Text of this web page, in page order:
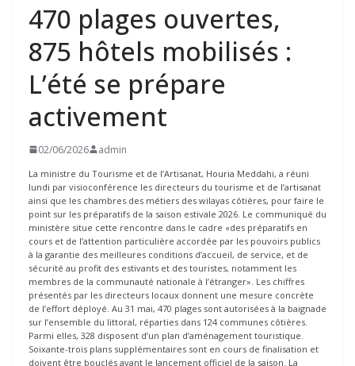
470 plages ouvertes,
875 hôtels mobilisés :
L’été se prépare
activement
02/06/2026 admin
La ministre du Tourisme et de l’Artisanat, Houria Meddahi, a réuni
lundi par visioconférence les directeurs du tourisme et de l’artisanat
ainsi que les chambres des métiers des wilayas côtières, pour faire le
point sur les préparatifs de la saison estivale 2026. Le communiqué du
ministère situe cette rencontre dans le cadre «des préparatifs en
cours et de l’attention particulière accordée par les pouvoirs publics
à la garantie des meilleures conditions d’accueil, de service, et de
sécurité au profit des estivants et des touristes, notamment les
membres de la communauté nationale à l’étranger». Les chiffres
présentés par les directeurs locaux donnent une mesure concrète
de l’effort déployé. Au 31 mai, 470 plages sont autorisées à la baignade
sur l’ensemble du littoral, réparties dans 124 communes côtières.
Parmi elles, 328 disposent d’un plan d’aménagement touristique.
Soixante-trois plans supplémentaires sont en cours de finalisation et
doivent être bouclés avant le lancement officiel de la saison. La